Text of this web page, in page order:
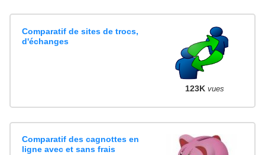
Comparatif de sites de trocs,
d'échanges
123K vues
Comparatif des cagnottes en
ligne avec et sans frais